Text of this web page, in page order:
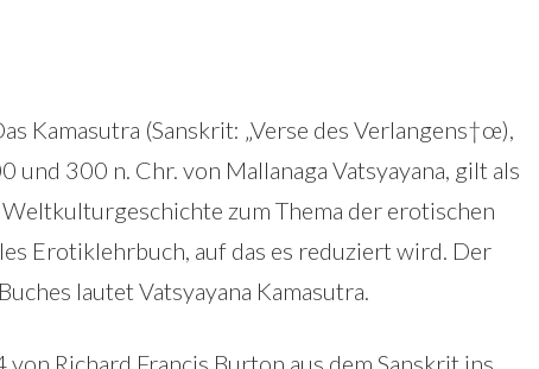
Kamasutra (Sanskrit: „Verse des Verlangens†œ),
300 n. Chr. von Mallanaga Vatsyayana, gilt als
zum Thema der erotischen
Erotiklehrbuch, auf das es reduziert wird. Der
lautet Vatsyayana Kamasutra.
Richard Francis Burton aus dem Sanskrit ins